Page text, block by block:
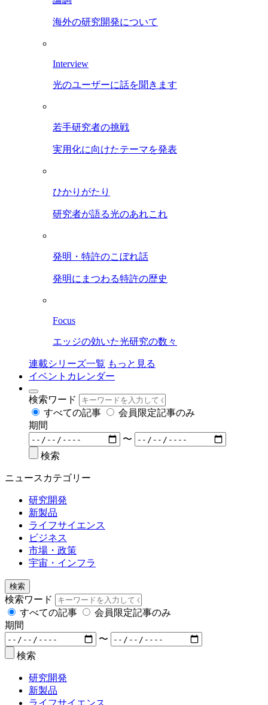
海外の研究開発について
Interview
光のユーザーに話を聞きます
若手研究者の挑戦
実用化に向けたテーマを発表
ひかりがたり
研究者が語る光のあれこれ
発明・特許のこぼれ話
発明にまつわる特許の歴史
Focus
エッジの効いた光研究の数々
連載シリーズ一覧 もっと見る
イベントカレンダー
検索ワード
すべての記事
会員限定記事のみ
期間
〜
検索
ニュースカテゴリー
研究開発
新製品
ライフサイエンス
ビジネス
市場・政策
宇宙・インフラ
検索
検索ワード
すべての記事
会員限定記事のみ
期間
〜
検索
研究開発
新製品